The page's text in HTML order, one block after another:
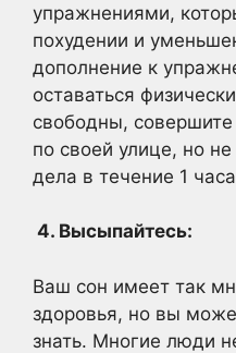
упражнениями,
похудении и
дополнение к
оставаться
свободны,
по своей улице, но
дела в течение 1
4. Высыпайтесь:
Ваш сон имеет так
здоровья, но вы
знать. Многие люди